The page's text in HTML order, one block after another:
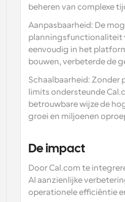
beheren van complexe
Aanpasbaarheid: De
planningsfunctionaliteit
eenvoudig in het
bouwen, verbeterde de
Schaalbaarheid: Zonder
limits ondersteunde
betrouwbare wijze de
groei en miljoenen
De impact
Door Cal.com te
AI aanzienlijke
operationele efficiëntie